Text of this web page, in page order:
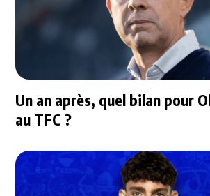
Un an après, quel bilan pour
au TFC ?